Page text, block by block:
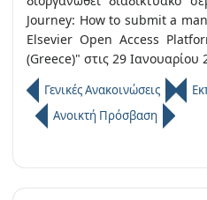
Journey: How to submit a
Elsevier Open Access
(Greece)" στις 29 Ιανουαρίου
Γενικές Ανακοινώσεις
Ανοικτή Πρόσβαση